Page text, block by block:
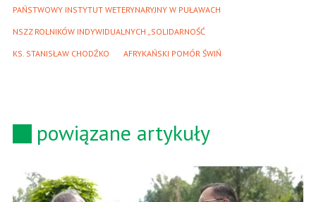
PAŃSTWOWY INSTYTUT WETERYNARYJNY W PUŁAWACH
NSZZ ROLNIKÓW INDYWIDUALNYCH „SOLIDARNOŚĆ
KS. STANISŁAW CHODŹKO AFRYKAŃSKI POMÓR ŚWIŃ
powiązane artykuły